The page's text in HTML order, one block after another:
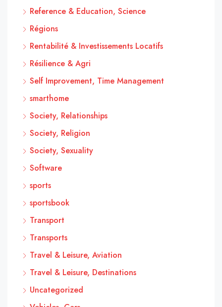
Reference & Education, Science
Régions
Rentabilité & Investissements Locatifs
Résilience & Agri
Self Improvement, Time Management
smarthome
Society, Relationships
Society, Religion
Society, Sexuality
Software
sports
sportsbook
Transport
Transports
Travel & Leisure, Aviation
Travel & Leisure, Destinations
Uncategorized